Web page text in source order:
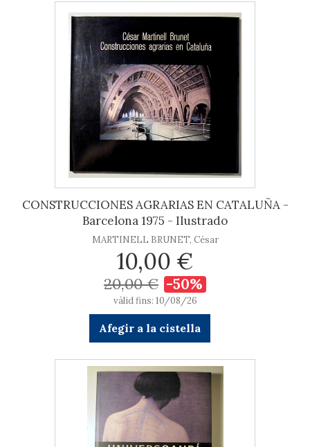
CONSTRUCCIONES AGRARIAS EN CATALUÑA -
Barcelona 1975 - Ilustrado
MARTINELL BRUNET, César
10,00 €
20,00 € -50%
vàlid fins: 10/08/26
Afegir a la cistella